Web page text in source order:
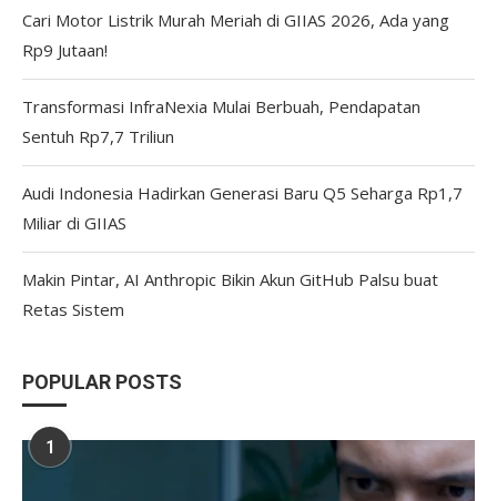
Cari Motor Listrik Murah Meriah di GIIAS 2026, Ada yang
Rp9 Jutaan!
Transformasi InfraNexia Mulai Berbuah, Pendapatan
Sentuh Rp7,7 Triliun
Audi Indonesia Hadirkan Generasi Baru Q5 Seharga Rp1,7
Miliar di GIIAS
Makin Pintar, AI Anthropic Bikin Akun GitHub Palsu buat
Retas Sistem
POPULAR POSTS
1